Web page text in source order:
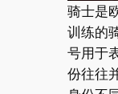
骑士是
训练的
号用于
份往往